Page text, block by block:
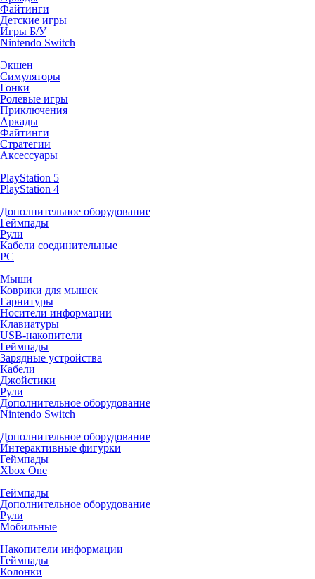
Файтинги
Детские игры
Игры Б/У
Nintendo Switch
Экшен
Симуляторы
Гонки
Ролевые игры
Приключения
Аркады
Файтинги
Стратегии
Аксессуары
PlayStation 5
PlayStation 4
Дополнительное оборудование
Геймпады
Рули
Кабели соединительные
PC
Мыши
Коврики для мышек
Гарнитуры
Носители информации
Клавиатуры
USB-накопители
Геймпады
Зарядные устройства
Кабели
Джойстики
Рули
Дополнительное оборудование
Nintendo Switch
Дополнительное оборудование
Интерактивные фигурки
Геймпады
Xbox One
Геймпады
Дополнительное оборудование
Рули
Мобильные
Накопители информации
Геймпады
Колонки